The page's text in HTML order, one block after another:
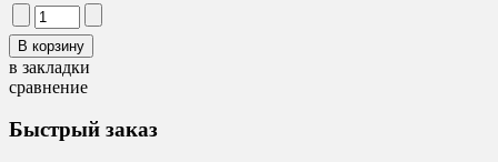
в закладки
сравнение
Быстрый заказ